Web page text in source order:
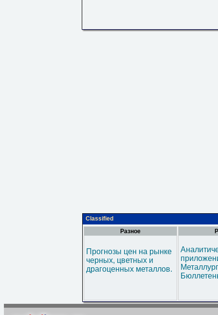
Classified
Разное
Прогнозы цен на рынке
черных, цветных и
драгоценных металлов.